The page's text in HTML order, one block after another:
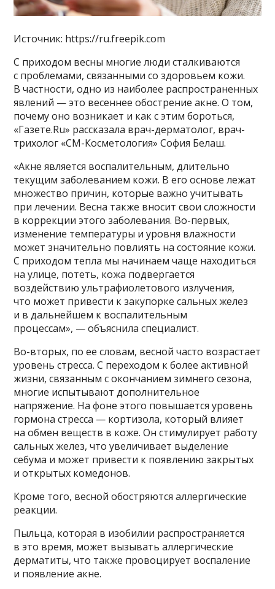
Источник: https://ru.freepik.com
С приходом весны многие люди сталкиваются
с проблемами, связанными со здоровьем кожи.
В частности, одно из наиболее распространенных
явлений — это весеннее обострение акне. О том,
почему оно возникает и как с этим бороться,
«Газете.Ru» рассказала врач-дерматолог, врач-
трихолог «СМ-Косметология» София Белаш.
«Акне является воспалительным, длительно
текущим заболеванием кожи. В его основе лежат
множество причин, которые важно учитывать
при лечении. Весна также вносит свои сложности
в коррекции этого заболевания. Во-первых,
изменение температуры и уровня влажности
может значительно повлиять на состояние кожи.
С приходом тепла мы начинаем чаще находиться
на улице, потеть, кожа подвергается
воздействию ультрафиолетового излучения,
что может привести к закупорке сальных желез
и в дальнейшем к воспалительным
процессам», — объяснила специалист.
Во-вторых, по ее словам, весной часто возрастает
уровень стресса. С переходом к более активной
жизни, связанным с окончанием зимнего сезона,
многие испытывают дополнительное
напряжение. На фоне этого повышается уровень
гормона стресса — кортизола, который влияет
на обмен веществ в коже. Он стимулирует работу
сальных желез, что увеличивает выделение
себума и может привести к появлению закрытых
и открытых комедонов.
Кроме того, весной обостряются аллергические
реакции.
Пыльца, которая в изобилии распространяется
в это время, может вызывать аллергические
дерматиты, что также провоцирует воспаление
и появление акне.